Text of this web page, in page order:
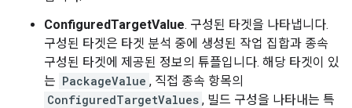
ConfiguredTargetValue. 구성된 타겟을 나타냅니다.
구성된 타겟은 타겟 분석 중에 생성된 작업 집합과 종속
구성된 타겟에 제공된 정보의 튜플입니다. 해당 타겟이 있
는 PackageValue , 직접 종속 항목의
ConfiguredTargetValues , 빌드 구성을 나타내는 특